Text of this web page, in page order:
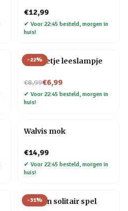
€12,99
✔ Voor 22:45 besteld, morgen in
huis!
-22%
Mannetje leeslampje
€8,99
Nu voor€6,99
✔ Voor 22:45 besteld, morgen in
huis!
Walvis mok
€14,99
✔ Voor 22:45 besteld, morgen in
huis!
-31%
Houten solitair spel